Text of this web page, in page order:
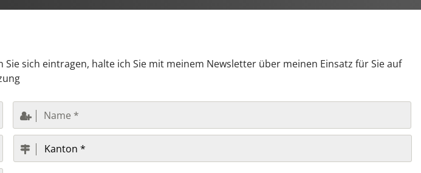
sich eintragen, halte ich Sie mit meinem Newsletter über meinen Einsatz für Sie auf